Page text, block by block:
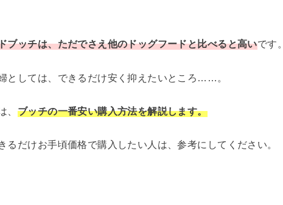
ブッチは、ただでさえ他のドッグフードと比べると高いです。
としては、できるだけ安く抑えたいところ……。
、 ブッチの一番安い購入方法を解説します。
るだけお手頃価格で購入したい人は、参考にしてください。